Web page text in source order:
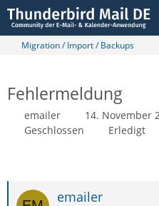
Migration / Import / Backups
Fehlermeldung
emailer
14. November
Geschlossen
Erledigt
emailer